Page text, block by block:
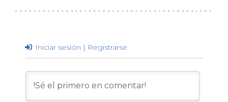
Iniciar sesión | Registrarse